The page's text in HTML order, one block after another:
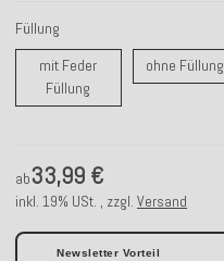
Füllung
mit Feder
Füllung mit Feder Füllung
ohne Füllung
ab33,99 €
inkl. 19% USt. , zzgl. Versand
Newsletter Vorteil